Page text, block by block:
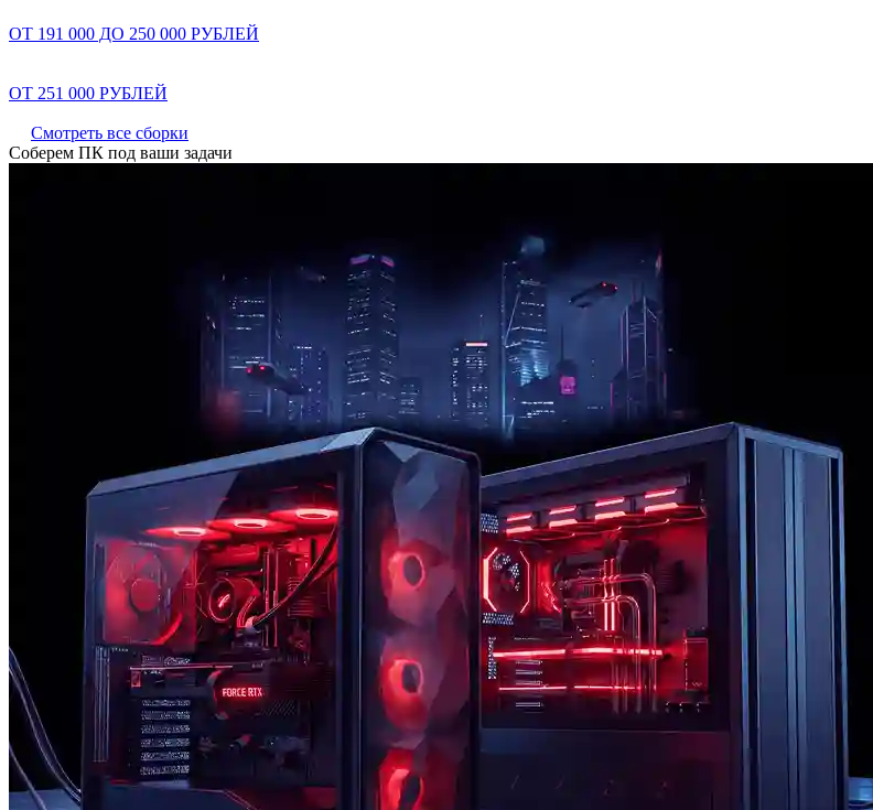
ОТ 191 000 ДО 250 000 РУБЛЕЙ
ОТ 251 000 РУБЛЕЙ
Смотреть все сборки
Соберем ПК под ваши задачи